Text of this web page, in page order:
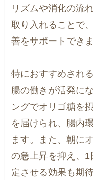
リズムや消化の流
取り入れることで
善をサポートできま
特におすすめされ
腸の働きが活発に
ングでオリゴ糖を
を届けられ、腸内
ます。また、朝に
の急上昇を抑え、
定させる効果も期